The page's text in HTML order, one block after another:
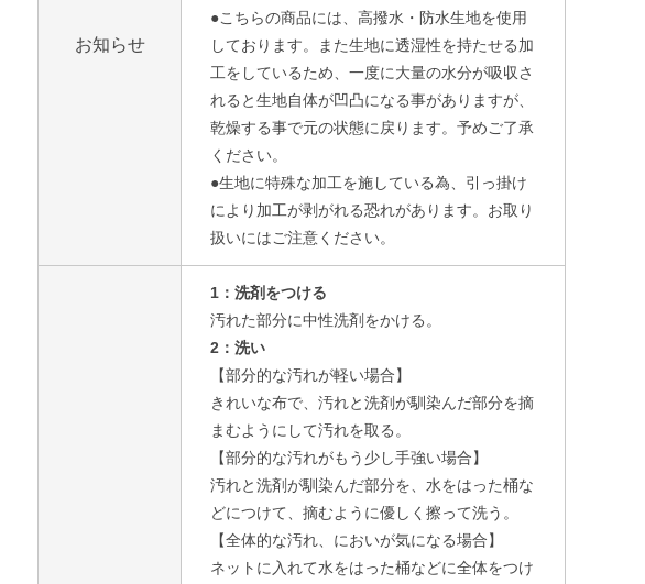
お知らせ
●こちらの商品には、高撥水・防水生地を使用
しております。また生地に透湿性を持たせる加
工をしているため、一度に大量の水分が吸収さ
れると生地自体が凹凸になる事がありますが、
乾燥する事で元の状態に戻ります。予めご了承
ください。
●生地に特殊な加工を施している為、引っ掛け
により加工が剥がれる恐れがあります。お取り
扱いにはご注意ください。
1：洗剤をつける
汚れた部分に中性洗剤をかける。
2：洗い
【部分的な汚れが軽い場合】
きれいな布で、汚れと洗剤が馴染んだ部分を摘
まむようにして汚れを取る。
【部分的な汚れがもう少し手強い場合】
汚れと洗剤が馴染んだ部分を、水をはった桶な
どにつけて、摘むように優しく擦って洗う。
【全体的な汚れ、においが気になる場合】
ネットに入れて水をはった桶などに全体をつけ